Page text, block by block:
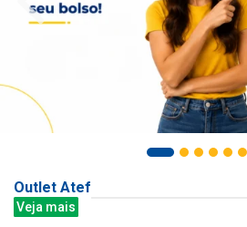
Outlet Atef
Veja mais